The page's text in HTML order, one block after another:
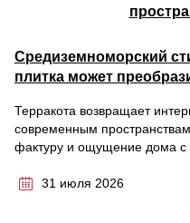
Средиземноморский
плитка может
Терракота возвращает
современным
фактуру и ощущение дома с
31 июля 2026